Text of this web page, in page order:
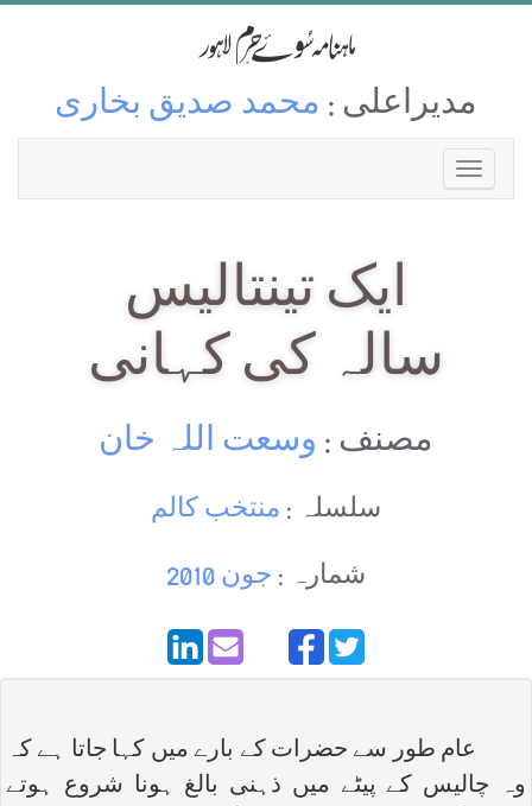
مدیراعلی : محمد صدیق بخاری
ایک تینتالیس
سالہ کی کہانی
مصنف : وسعت اللہ خان
سلسلہ : منتخب کالم
شمارہ : جون 2010
عام طور سے حضرات کے بارے میں کہا جاتا ہے کہ
وہ چالیس کے پیٹے میں ذہنی بالغ ہونا شروع ہوتے